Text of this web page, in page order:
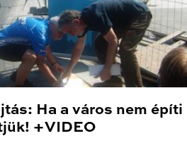
Ha a város nem építi
+VIDEO